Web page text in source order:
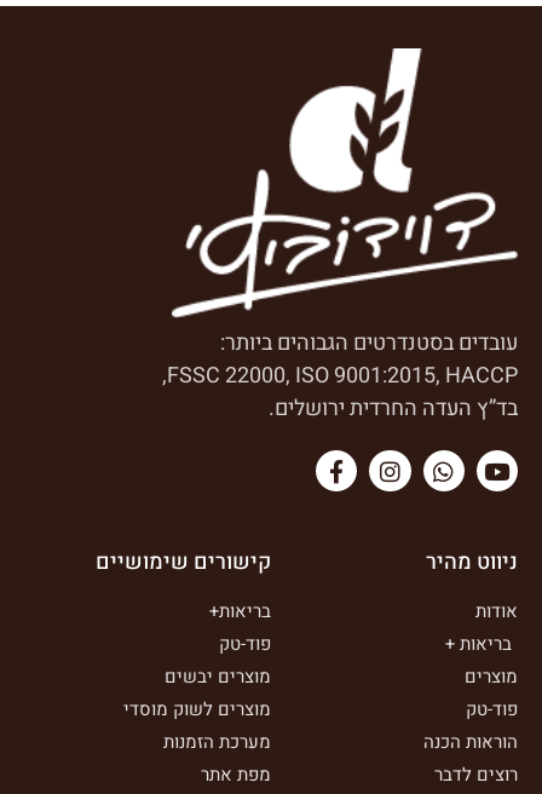
עובדים בסטנדרטים הגבוהים ביותר:
FSSC 22000, ISO 9001:2015, HACCP,
בד”ץ העדה החרדית ירושלים.
ניווט מהיר
אודות
בריאות +
מוצרים
פוד-טק
הוראות הכנה
רוצים לדבר
קישורים שימושיים
בריאות+
פוד-טק
מוצרים יבשים
מוצרים לשוק מוסדי
מערכת הזמנות
מפת אתר